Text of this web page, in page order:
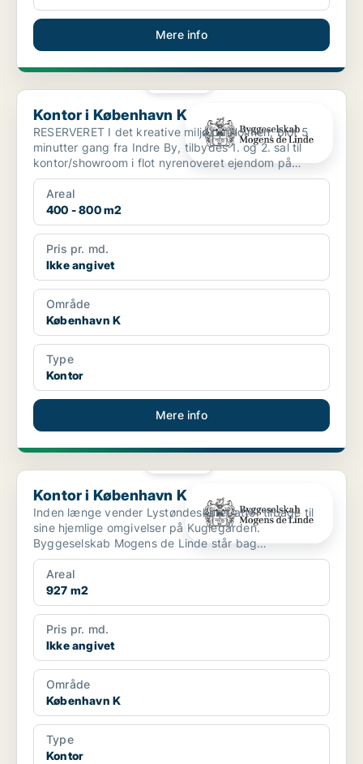
Mere info
Kontor i København K
Kontor i København K
RESERVERET I det kreative miljø på Holmen, blot 5
minutter gang fra Indre By, tilbydes 1. og 2. sal til
kontor/showroom i flot nyrenoveret ejendom på
"Arsen...
Areal
400 - 800 m2
Pris pr. md.
Ikke angivet
Område
København K
Type
Kontor
Mere info
Kontor i København K
Kontor i København K
Inden længe vender Lystøndeskuret atter tilbage til
sine hjemlige omgivelser på Kuglegården.
Byggeselskab Mogens de Linde står bag
genopførelsen af det bemær...
Areal
927 m2
Pris pr. md.
Ikke angivet
Område
København K
Type
Kontor